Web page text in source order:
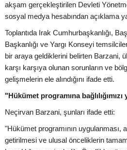
akşam gerçekleştirilen Devleti
sosyal medya hesabından açıklama
Toplantıda Irak Cumhurbaşkanlığı,
Başkanlığı ve Yargı Konseyi
bir araya geldiklerini belirten Barzani,
karşı karşıya olunan sorunların ve
gelişmelerin ele alındığını ifade etti.
"Hükümet programına
Neçirvan Barzani, şunları ifade etti:
"Hükümet programının uygulanması,
getirilmesi ve ulusal önceliklerin